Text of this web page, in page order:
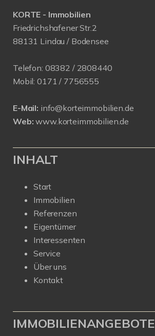
KORTE - Immobilien
Friedrichshafener Str.2
88131 Lindau / Bodensee
Telefon: 08382 / 2808440
Mobil: 0171 / 7756555
E-Mail: info@korteimmobilien.de
Web: www.korteimmobilien.de
INHALT
Start
Immobilien
Referenzen
Eigentümer
Interessenten
Service
Über uns
Kontakt
IMMOBILIENANGEBOTE